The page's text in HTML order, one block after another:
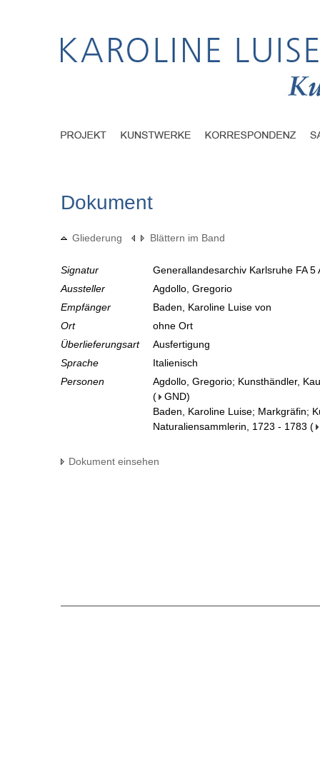
Dokument
Gliederung Blättern im Band
Signatur
Generallandesarchiv Karlsruhe FA
Aussteller
Agdollo, Gregorio
Empfänger
Baden, Karoline Luise von
Ort
ohne Ort
Überlieferungsart
Ausfertigung
Sprache
Italienisch
Personen
Agdollo, Gregorio; Kunsthändler,
(
GND)
Baden, Karoline Luise; Markgräfin;
Naturaliensammlerin, 1723 - 1783 (
Dokument einsehen